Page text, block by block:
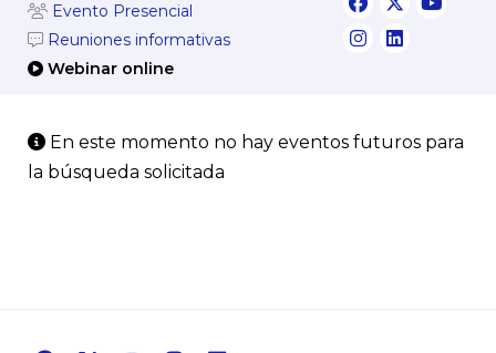
Evento Presencial
Reuniones informativas
Webinar online
En este momento no hay eventos futuros para
la búsqueda solicitada